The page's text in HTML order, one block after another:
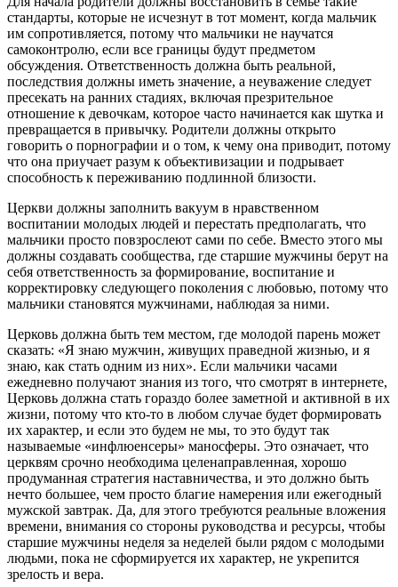
стандарты, которые не исчезнут в тот момент, когда мальчик
им сопротивляется, потому что мальчики не научатся
самоконтролю, если все границы будут предметом
обсуждения. Ответственность должна быть реальной,
последствия должны иметь значение, а неуважение следует
пресекать на ранних стадиях, включая презрительное
отношение к девочкам, которое часто начинается как шутка и
превращается в привычку. Родители должны открыто
говорить о порнографии и о том, к чему она приводит, потому
что она приучает разум к объективизации и подрывает
способность к переживанию подлинной близости.
Церкви должны заполнить вакуум в нравственном
воспитании молодых людей и перестать предполагать, что
мальчики просто повзрослеют сами по себе. Вместо этого мы
должны создавать сообщества, где старшие мужчины берут на
себя ответственность за формирование, воспитание и
корректировку следующего поколения с любовью, потому что
мальчики становятся мужчинами, наблюдая за ними.
Церковь должна быть тем местом, где молодой парень может
сказать: «Я знаю мужчин, живущих праведной жизнью, и я
знаю, как стать одним из них». Если мальчики часами
ежедневно получают знания из того, что смотрят в интернете,
Церковь должна стать гораздо более заметной и активной в их
жизни, потому что кто-то в любом случае будет формировать
их характер, и если это будем не мы, то это будут так
называемые «инфлюенсеры» маносферы. Это означает, что
церквям срочно необходима целенаправленная, хорошо
продуманная стратегия наставничества, и это должно быть
нечто большее, чем просто благие намерения или ежегодный
мужской завтрак. Да, для этого требуются реальные вложения
времени, внимания со стороны руководства и ресурсы, чтобы
старшие мужчины неделя за неделей были рядом с молодыми
людьми, пока не сформируется их характер, не укрепится
зрелость и вера.